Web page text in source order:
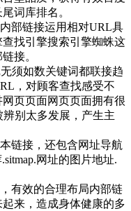
词库排名。
部链接运用相对URL具
找引擎搜索引擎蜘蛛这
接。
须如数关键词都联接趋
，对顾客查找感受不
页页面网页页面拥有很
别太多发展，产生主
链接，还包含网址导航
网址的图片地址.
有效的合理布局内部链
来，造成身体健康的多